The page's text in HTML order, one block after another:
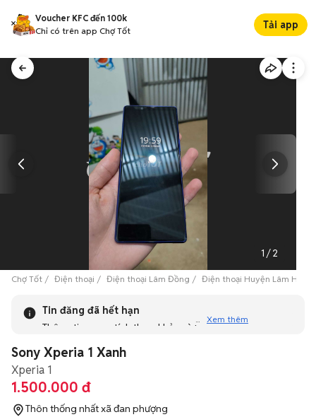
Voucher KFC đến 100k
Chỉ có trên app Chợ Tốt
Tải app
1 /2
Chợ Tốt Điện thoại Điện thoại Lâm Đồng Điện thoại Huyện Lâm Hà
Tin đăng đã hết hạn
Thông tin mang tính tham khảo và bạn không thể liên hệ
tương tự khác dưới đây nhé!
Xem thêm
Sony Xperia 1 Xanh
Xperia 1
1.500.000 đ
Thôn thống nhất xã đan phượng